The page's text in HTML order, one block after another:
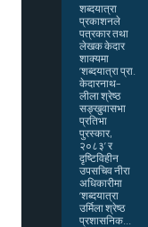
शब्दयात्रा
प्रकाशनले
पत्रकार तथा
लेखक केदार
शाक्यमा
‘शब्दयात्रा प्रा.
केदारनाथ–
लीला श्रेष्ठ
सङ्खुवासभा
प्रतिभा
पुरस्कार,
२०८३’ र
दृष्टिविहीन
उपसचिव नीरा
अधिकारीमा
‘शब्दयात्रा
उर्मिला श्रेष्ठ
प्रशासनिक...